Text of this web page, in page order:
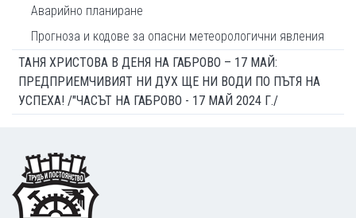
Аварийно планиране
Прогноза и кодове за опасни метеорологични явления
ТАНЯ ХРИСТОВА В ДЕНЯ НА ГАБРОВО – 17 МАЙ:
ПРЕДПРИЕМЧИВИЯТ НИ ДУХ ЩЕ НИ ВОДИ ПО ПЪТЯ НА
УСПЕХА! /"ЧАСЪТ НА ГАБРОВО - 17 МАЙ 2024 Г./
Footer